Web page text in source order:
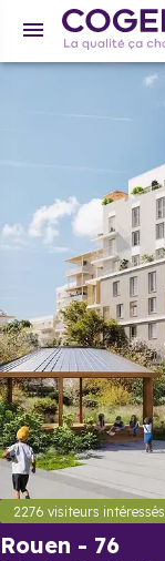
2276 visiteurs intéressés
Rouen - 76